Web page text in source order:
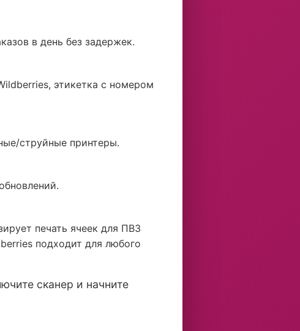
в день без задержек.
этикетка с номером
струйные принтеры.
печать ячеек для ПВЗ
подходит для любого
сканер и начните